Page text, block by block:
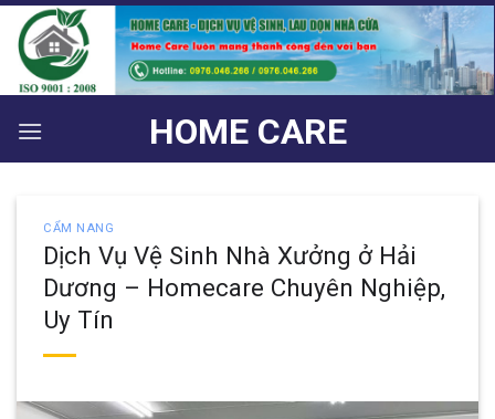
Bỏ
qua
nội
dung
HOME CARE
CẨM NANG
Dịch Vụ Vệ Sinh Nhà Xưởng ở Hải
Dương – Homecare Chuyên Nghiệp,
Uy Tín